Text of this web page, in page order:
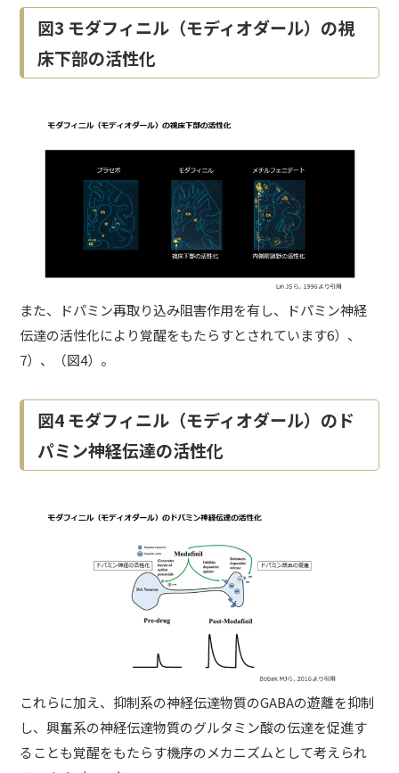
図3 モダフィニル（モディオダール）の視
床下部の活性化
また、ドパミン再取り込み阻害作用を有し、ドパミン神経
伝達の活性化により覚醒をもたらすとされています6）、
7）、（図4）。
図4 モダフィニル（モディオダール）のド
パミン神経伝達の活性化
これらに加え、抑制系の神経伝達物質のGABAの遊離を抑制
し、興奮系の神経伝達物質のグルタミン酸の伝達を促進す
ることも覚醒をもたらす機序のメカニズムとして考えられ